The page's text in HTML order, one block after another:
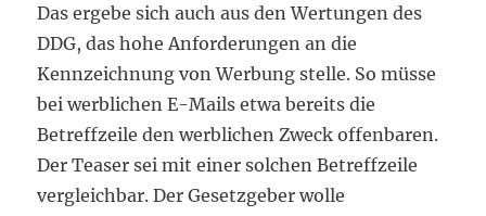
Das ergebe sich auch aus den Wertungen des
DDG, das hohe Anforderungen an die
Kennzeichnung von Werbung stelle. So müsse
bei werblichen E-Mails etwa bereits die
Betreffzeile den werblichen Zweck offenbaren.
Der Teaser sei mit einer solchen Betreffzeile
vergleichbar. Der Gesetzgeber wolle